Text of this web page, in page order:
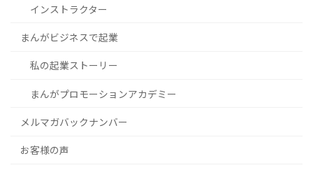
インストラクター
まんがビジネスで起業
私の起業ストーリー
まんがプロモーションアカデミー
メルマガバックナンバー
お客様の声